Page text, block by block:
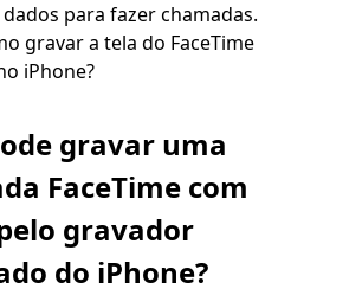
para fazer chamadas.
gravar a tela do FaceTime
iPhone?
gravar uma
FaceTime com
gravador
do iPhone?